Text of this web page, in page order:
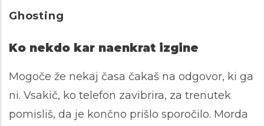
Ghosting
Ko nekdo kar naenkrat izgine
Mogoče že nekaj časa čakaš na odgovor, ki ga
ni. Vsakič, ko telefon zavibrira, za trenutek
pomisliš, da je končno prišlo sporočilo. Morda